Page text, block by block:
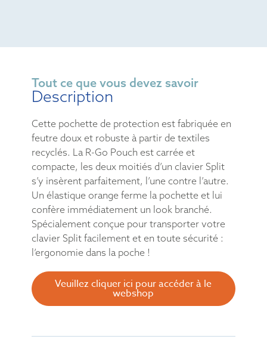
Tout ce que vous devez savoir
Description
Cette pochette de protection est fabriquée en
feutre doux et robuste à partir de textiles
recyclés. La R-Go Pouch est carrée et
compacte, les deux moitiés d’un clavier Split
s’y insèrent parfaitement, l’une contre l’autre.
Un élastique orange ferme la pochette et lui
confère immédiatement un look branché.
Spécialement conçue pour transporter votre
clavier Split facilement et en toute sécurité :
l’ergonomie dans la poche !
Veuillez cliquer ici pour accéder à le
webshop